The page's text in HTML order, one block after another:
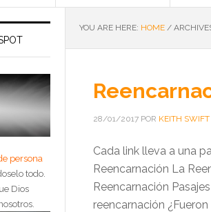
YOU ARE HERE: HOME /
28/01/2017 POR KEITH SWIFT
Cada link lleva a una
Reencarnación La
Reencarnación
reencarnación
persona
todo.
Dios